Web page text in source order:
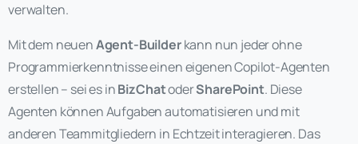
verwalten.
Mit dem neuenAgent-Builderkann nun jeder ohne
Programmierkenntnisse einen eigenen Copilot-Agenten
erstellen – sei es inBizChatoderSharePoint. Diese
Agenten können Aufgaben automatisieren und mit
anderen Teammitgliedern in Echtzeit interagieren. Das